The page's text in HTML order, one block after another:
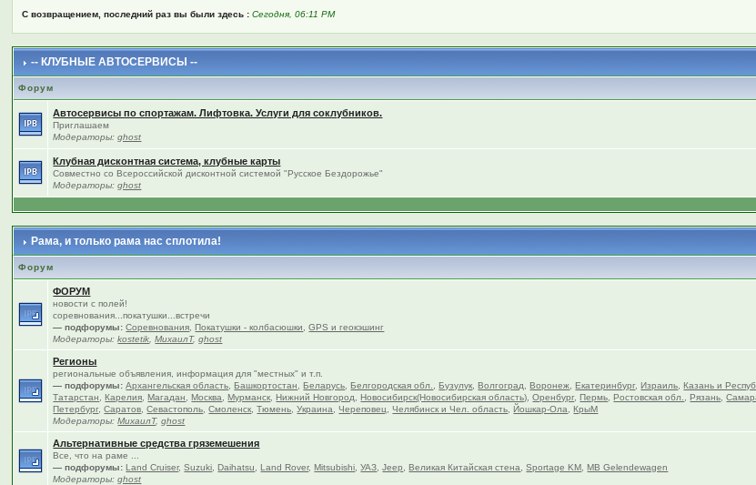
С возвращением, последний раз вы были здесь :Сегодня, 06:11 PM
-- КЛУБНЫЕ АВТОСЕРВИСЫ --
Форум
Автосервисы по спортажам. Лифтовка. Услуги для соклубников.
Приглашаем
Модераторы:ghost
Клубная дисконтная система, клубные карты
Совместно со Всероссийской дисконтной системой "Русское Бездорожье"
Модераторы:ghost
Рама, и только рама нас сплотила!
Форум
ФОРУМ
новости с полей!
соревнования...покатушки...встречи
— подфорумы: Соревнования ,Покатушки - колбасюшки ,GPS и геокэшинг
Модераторы:kostetik ,МихаилТ,ghost
Регионы
региональные объявления, информация для "местных" и т.п.
— подфорумы: Архангельская область ,Башкортостан ,Беларусь ,Белгородская обл. ,Бузулук ,Волгоград ,Воронеж ,Екатеринбург,Израиль ,Казань и
Татарстан
,Карелия ,Магадан ,Москва ,Мурманск ,Нижний Новгород ,Новосибирск(Новосибирская область) ,Оренбург,Пермь ,Ростовская обл. ,Рязань ,
Петербург,Саратов ,Севастополь ,Смоленск ,Тюмень ,Украина ,Череповец ,Челябинск и Чел. область ,Йошкар-Ола ,КрыМ
Модераторы:МихаилТ,ghost
Альтернативные средства гряземешения
Все, что на раме ...
— подфорумы: Land Cruiser,Suzuki ,Daihatsu ,Land Rover,Mitsubishi ,УАЗ ,Jeep ,Великая Китайская стена ,Sportage KM ,MB Gelendewagen
Модераторы:ghost